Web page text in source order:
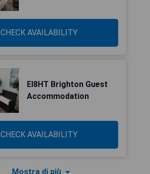
CHECK AVAILABILITY
EI8HT Brighton Guest
Accommodation
CHECK AVAILABILITY
Mostra di più